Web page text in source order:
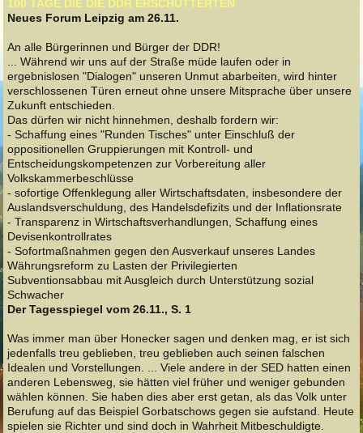
100 TAGE DIE DIE DDR ERSCHÜTTERTEN
Neues Forum Leipzig am 26.11.
An alle Bürgerinnen und Bürger der DDR!
... Während wir uns auf der Straße müde laufen oder in
ergebnislosen "Dialogen" unseren Unmut abarbeiten, wird hinter
verschlossenen Türen erneut ohne unsere Mitsprache über unsere
Zukunft entschieden.
Das dürfen wir nicht hinnehmen, deshalb fordern wir:
- Schaffung eines "Runden Tisches" unter Einschluß der
oppositionellen Gruppierungen mit Kontroll- und
Entscheidungskompetenzen zur Vorbereitung aller
Volkskammerbeschlüsse
- sofortige Offenklegung aller Wirtschaftsdaten, insbesondere der
Auslandsverschuldung, des Handelsdefizits und der Inflationsrate
- Transparenz in Wirtschaftsverhandlungen, Schaffung eines
Devisenkontrollrates
- Sofortmaßnahmen gegen den Ausverkauf unseres Landes
Währungsreform zu Lasten der Privilegierten
Subventionsabbau mit Ausgleich durch Unterstützung sozial
Schwacher
Der Tagesspiegel vom 26.11., S. 1
Was immer man über Honecker sagen und denken mag, er ist sich
jedenfalls treu geblieben, treu geblieben auch seinen falschen
Idealen und Vorstellungen. ... Viele andere in der SED hatten einen
anderen Lebensweg, sie hätten viel früher und weniger gebunden
wählen können. Sie haben dies aber erst getan, als das Volk unter
Berufung auf das Beispiel Gorbatschows gegen sie aufstand. Heute
spielen sie Richter und sind doch in Wahrheit Mitbeschuldigte.